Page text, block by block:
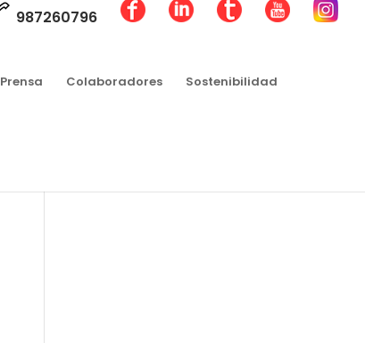
987260796
Prensa Colaboradores Sostenibilidad